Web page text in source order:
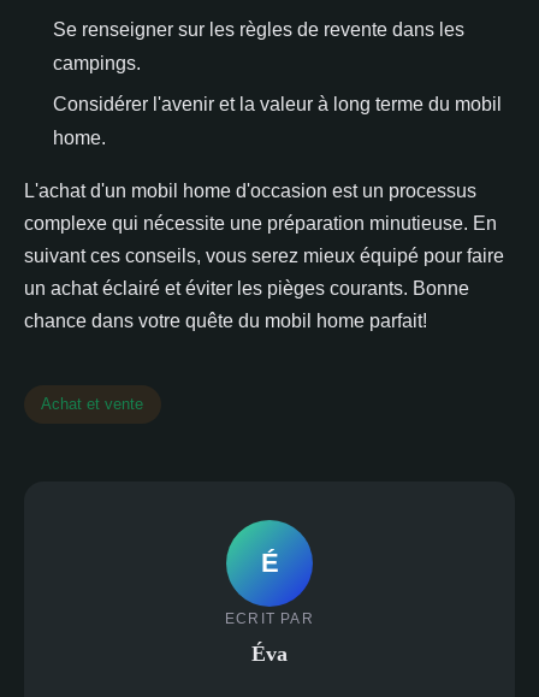
Se renseigner sur les règles de revente dans les
campings.
Considérer l'avenir et la valeur à long terme du mobil
home.
L'achat d'un mobil home d'occasion est un processus
complexe qui nécessite une préparation minutieuse. En
suivant ces conseils, vous serez mieux équipé pour faire
un achat éclairé et éviter les pièges courants. Bonne
chance dans votre quête du mobil home parfait!
Achat et vente
É
ECRIT PAR
Éva